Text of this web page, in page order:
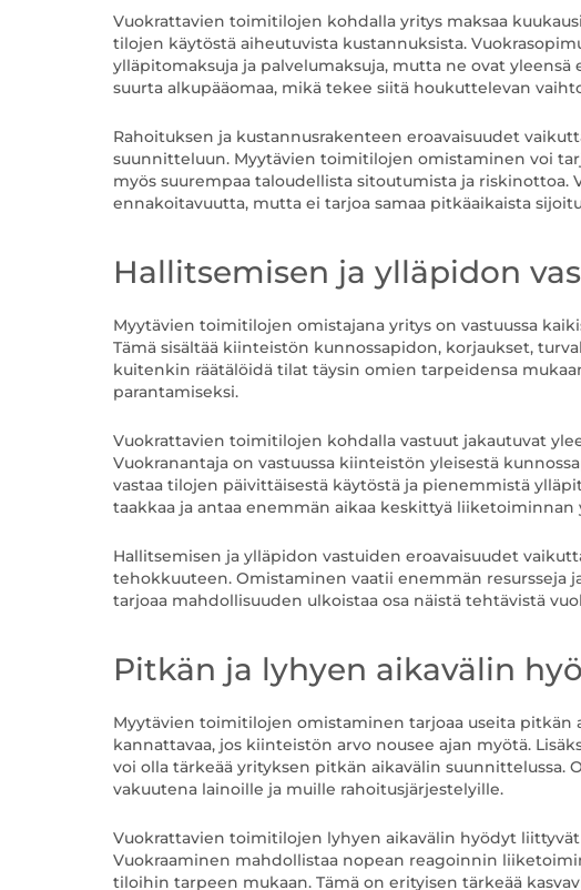
Vuokrattavien toimitilojen kohdalla yritys maksaa
tilojen käytöstä aiheutuvista kustannuksista.
ylläpitomaksuja ja palvelumaksuja, mutta ne ovat
suurta alkupääomaa, mikä tekee siitä houkuttelevan
Rahoituksen ja kustannusrakenteen eroavaisuudet
suunnitteluun. Myytävien toimitilojen omistaminen voi
myös suurempaa taloudellista sitoutumista ja riskinottoa.
ennakoitavuutta, mutta ei tarjoa samaa pitkäaikaista
Hallitsemisen ja ylläpidon
Myytävien toimitilojen omistajana yritys on vastuussa
Tämä sisältää kiinteistön kunnossapidon, korjaukset,
kuitenkin räätälöidä tilat täysin omien tarpeidensa
parantamiseksi.
Vuokrattavien toimitilojen kohdalla vastuut jakautuvat
Vuokranantaja on vastuussa kiinteistön yleisestä
vastaa tilojen päivittäisestä käytöstä ja pienemmistä
taakkaa ja antaa enemmän aikaa keskittyä liiketoiminnan
Hallitsemisen ja ylläpidon vastuiden eroavaisuudet
tehokkuuteen. Omistaminen vaatii enemmän resursseja
tarjoaa mahdollisuuden ulkoistaa osa näistä tehtävistä
Pitkän ja lyhyen aikavälin
Myytävien toimitilojen omistaminen tarjoaa useita pitkän
kannattavaa, jos kiinteistön arvo nousee ajan myötä.
voi olla tärkeää yrityksen pitkän aikavälin suunnittelussa.
vakuutena lainoille ja muille rahoitusjärjestelyille.
Vuokrattavien toimitilojen lyhyen aikavälin hyödyt
Vuokraaminen mahdollistaa nopean reagoinnin
tiloihin tarpeen mukaan. Tämä on erityisen tärkeää